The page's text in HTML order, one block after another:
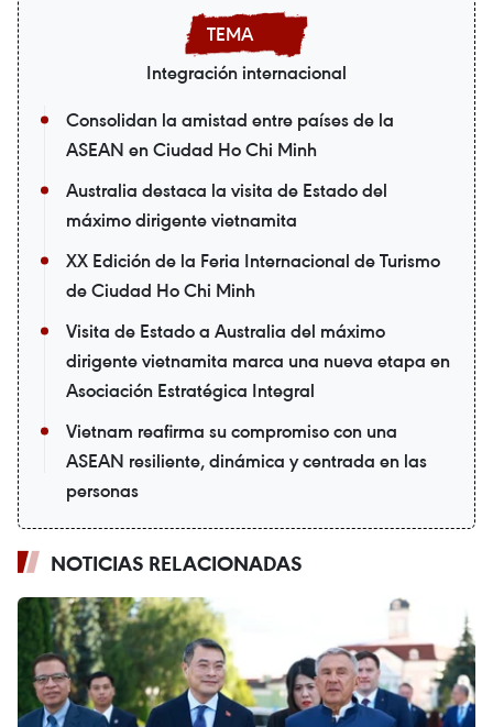
Integración internacional
Consolidan la amistad entre países de la
ASEAN en Ciudad Ho Chi Minh
Australia destaca la visita de Estado del
máximo dirigente vietnamita
XX Edición de la Feria Internacional de Turismo
de Ciudad Ho Chi Minh
Visita de Estado a Australia del máximo
dirigente vietnamita marca una nueva etapa en
Asociación Estratégica Integral
Vietnam reafirma su compromiso con una
ASEAN resiliente, dinámica y centrada en las
personas
NOTICIAS RELACIONADAS